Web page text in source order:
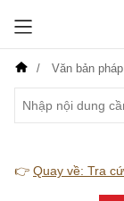
Văn bản
👉 Quay về: Tra